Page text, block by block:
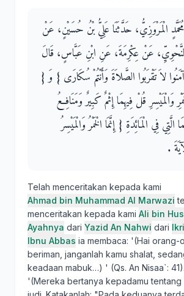
الْمَرْوَزِيُّ، حَدَّثَنَا عَلِيُّ بْنُ حُسَيْنٍ، عَنْ
عَنْ عِكْرِمَةَ، عَنِ ابْنِ عَبَّاسٍ، قَالَ
لاَ تَقْرَبُوا الصَّلاَةَ وَأَنْتُمْ سُكَارَى ‏}‏ وَ ‏{‏
وَالْمَيْسِرِ قُلْ فِيهِمَا إِثْمٌ كَبِيرٌ وَمَنَافِعُ
فِي الْمَائِدَةِ ‏{‏ إِنَّمَا الْخَمْرُ وَالْمَيْسِرُ
‏.‏
Telah menceritakan kepada kami
Ahmad bin Muhammad Al Marwazi
menceritakan kepada kami Ali bin
Ayahnya dari Yazid An Nahwi dari
Ibnu Abbas ia membaca: '(Hai orang-
beriman, janganlah kamu shalat,
keadaan mabuk…) ' (Qs. An Nisaa`:
'(Mereka bertanya kepadamu tentang